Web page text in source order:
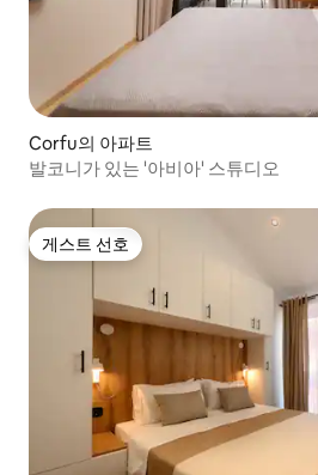
Corfu의 아파트
발코니가 있는 '아비아' 스튜디오
게스트 선호
게스트 선호